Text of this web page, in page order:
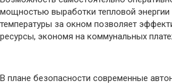
мощностью выработки тепловой энергии
температуры за окном позволяет
ресурсы, экономя на коммунальных
В плане безопасности современные